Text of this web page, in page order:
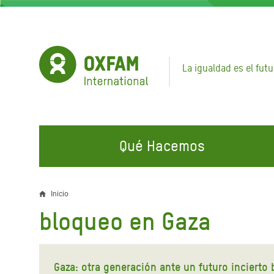
Pasar
La igualdad es el
Qué Hacemos
EN QUÉ TRABAJAMOS
Agua y Servicios de
Saneamiento
ÚNETE A NUESTRAS CAMPAÑAS
Climate Justice
Hands Off Our Spaces
Únete a Nuestra Comunidad para
enlaces
Inicio
bloqueo en Gaza
Gaza: otra generación ante un futuro incierto